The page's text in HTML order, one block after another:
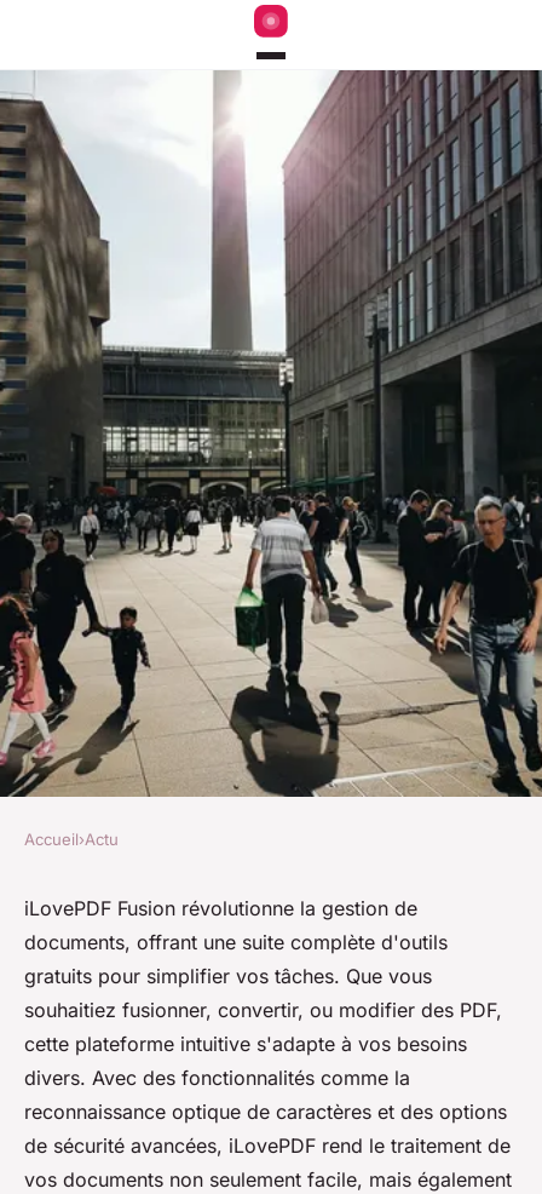
Découvrez comment i love pdf
fusion simplifie vos
documents
Alix•17 février 2025•6 min de lecture
Accueil›Actu
iLovePDF Fusion révolutionne la gestion de
documents, offrant une suite complète d'outils
gratuits pour simplifier vos tâches. Que vous
souhaitiez fusionner, convertir, ou modifier des PDF,
cette plateforme intuitive s'adapte à vos besoins
divers. Avec des fonctionnalités comme la
reconnaissance optique de caractères et des options
de sécurité avancées, iLovePDF rend le traitement de
vos documents non seulement facile, mais également